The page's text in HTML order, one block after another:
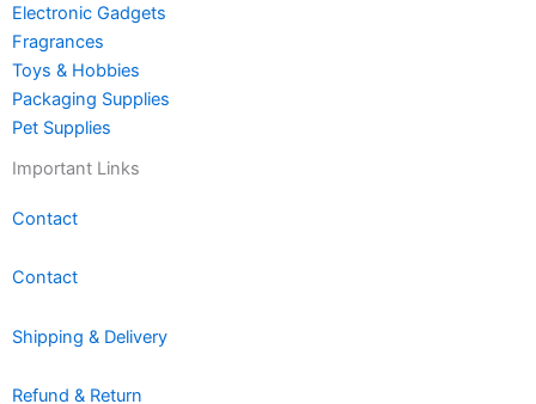
Electronic Gadgets
Fragrances
Toys & Hobbies
Packaging Supplies
Pet Supplies
Important Links
Contact
Contact
Shipping & Delivery
Refund & Return